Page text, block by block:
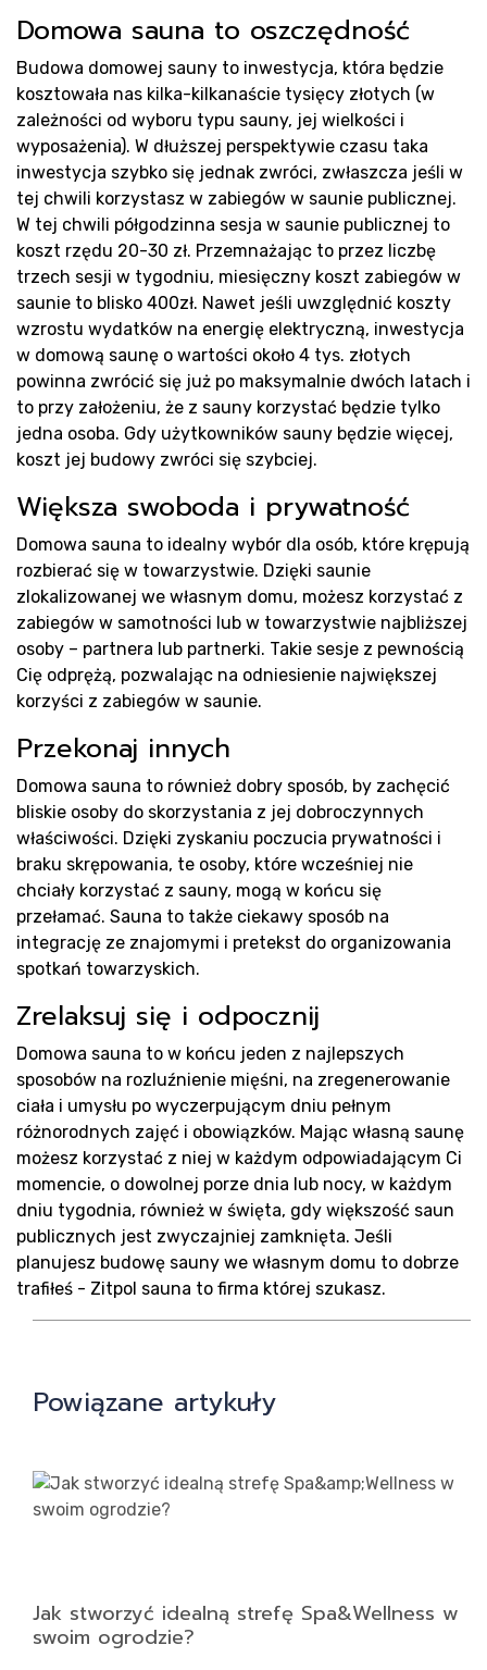
Domowa sauna to oszczędność
Budowa domowej sauny to inwestycja, która będzie
kosztowała nas kilka-kilkanaście tysięcy złotych (w
zależności od wyboru typu sauny, jej wielkości i
wyposażenia). W dłuższej perspektywie czasu taka
inwestycja szybko się jednak zwróci, zwłaszcza jeśli w
tej chwili korzystasz w zabiegów w saunie publicznej.
W tej chwili półgodzinna sesja w saunie publicznej to
koszt rzędu 20-30 zł. Przemnażając to przez liczbę
trzech sesji w tygodniu, miesięczny koszt zabiegów w
saunie to blisko 400zł. Nawet jeśli uwzględnić koszty
wzrostu wydatków na energię elektryczną, inwestycja
w domową saunę o wartości około 4 tys. złotych
powinna zwrócić się już po maksymalnie dwóch latach i
to przy założeniu, że z sauny korzystać będzie tylko
jedna osoba. Gdy użytkowników sauny będzie więcej,
koszt jej budowy zwróci się szybciej.
Większa swoboda i prywatność
Domowa sauna to idealny wybór dla osób, które krępują
rozbierać się w towarzystwie. Dzięki saunie
zlokalizowanej we własnym domu, możesz korzystać z
zabiegów w samotności lub w towarzystwie najbliższej
osoby – partnera lub partnerki. Takie sesje z pewnością
Cię odprężą, pozwalając na odniesienie największej
korzyści z zabiegów w saunie.
Przekonaj innych
Domowa sauna to również dobry sposób, by zachęcić
bliskie osoby do skorzystania z jej dobroczynnych
właściwości. Dzięki zyskaniu poczucia prywatności i
braku skrępowania, te osoby, które wcześniej nie
chciały korzystać z sauny, mogą w końcu się
przełamać. Sauna to także ciekawy sposób na
integrację ze znajomymi i pretekst do organizowania
spotkań towarzyskich.
Zrelaksuj się i odpocznij
Domowa sauna to w końcu jeden z najlepszych
sposobów na rozluźnienie mięśni, na zregenerowanie
ciała i umysłu po wyczerpującym dniu pełnym
różnorodnych zajęć i obowiązków. Mając własną saunę
możesz korzystać z niej w każdym odpowiadającym Ci
momencie, o dowolnej porze dnia lub nocy, w każdym
dniu tygodnia, również w święta, gdy większość saun
publicznych jest zwyczajniej zamknięta. Jeśli
planujesz budowę sauny we własnym domu to dobrze
trafiłeś - Zitpol sauna to firma której szukasz.
Powiązane artykuły
Jak stworzyć idealną strefę Spa&Wellness w
swoim ogrodzie?